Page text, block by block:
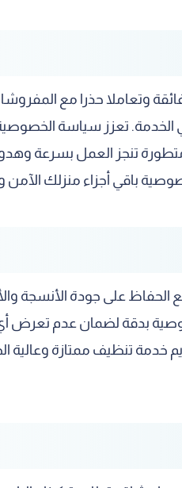
حذرا مع المفروشات
تعزز سياسة الخصوصية
تنجز العمل بسرعة
باقي أجزاء منزلك
الحفاظ على جودة الأنسجة
بدقة لضمان عدم تعرض أي
تنظيف ممتازة وعالية